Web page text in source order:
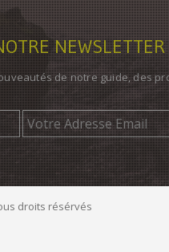
NEWSLETTER
de notre guide, des
droits résérvés